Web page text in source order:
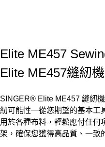
Elite ME457
Elite ME457縫紉機
SINGER® Elite ME457 縫紉
紉可能性—從您期望的基本工
用於各種布料，輕鬆應付任何
架，確保您獲得高品質、一致